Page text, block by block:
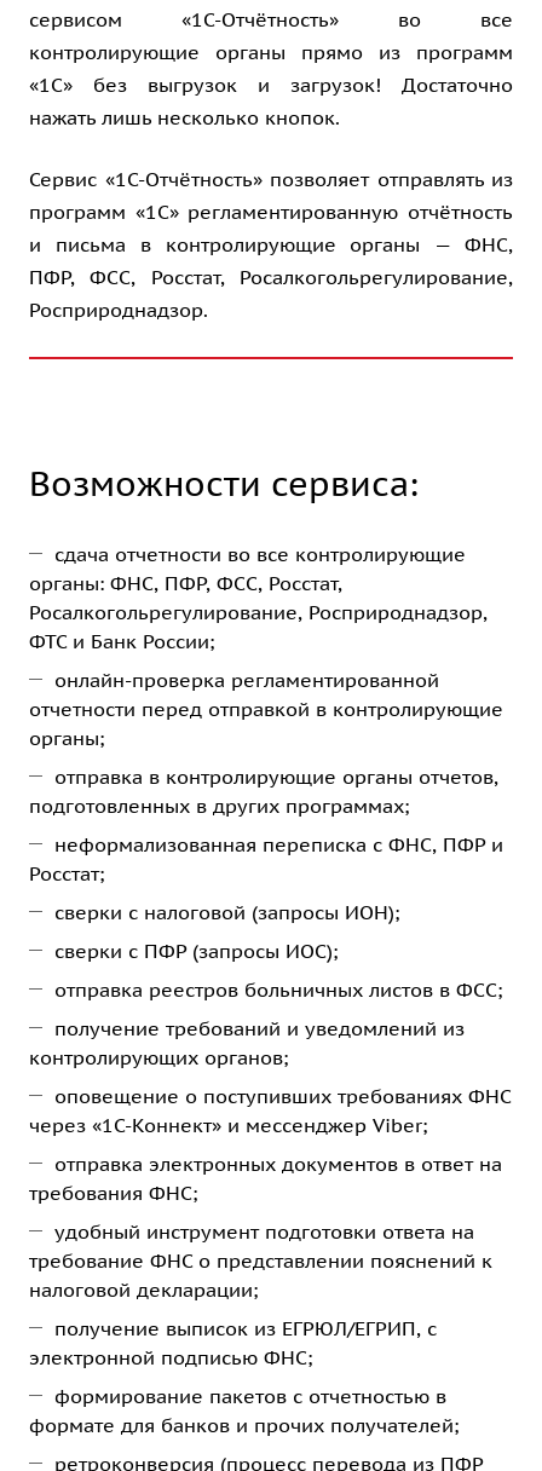
сервисом «1С-Отчётность» во все
контролирующие органы прямо из программ
«1С» без выгрузок и загрузок! Достаточно
нажать лишь несколько кнопок.
Сервис «1С-Отчётность» позволяет отправлять из
программ «1С» регламентированную отчётность
и письма в контролирующие органы — ФНС,
ПФР, ФСС, Росстат, Росалкогольрегулирование,
Росприроднадзор.
Возможности сервиса:
сдача отчетности во все контролирующие
органы: ФНС, ПФР, ФСС, Росстат,
Росалкогольрегулирование, Росприроднадзор,
ФТС и Банк России;
онлайн-проверка регламентированной
отчетности перед отправкой в контролирующие
органы;
отправка в контролирующие органы отчетов,
подготовленных в других программах;
неформализованная переписка с ФНС, ПФР и
Росстат;
сверки с налоговой (запросы ИОН);
сверки с ПФР (запросы ИОС);
отправка реестров больничных листов в ФСС;
получение требований и уведомлений из
контролирующих органов;
оповещение о поступивших требованиях ФНС
через «1С-Коннект» и мессенджер Viber;
отправка электронных документов в ответ на
требования ФНС;
удобный инструмент подготовки ответа на
требование ФНС о представлении пояснений к
налоговой декларации;
получение выписок из ЕГРЮЛ/ЕГРИП, с
электронной подписью ФНС;
формирование пакетов с отчетностью в
формате для банков и прочих получателей;
ретроконверсия (процесс перевода из ПФР